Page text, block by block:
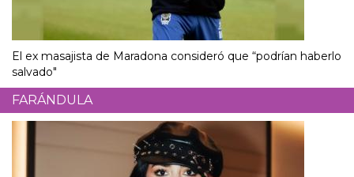
El ex masajista de Maradona consideró que “podrían haberlo
salvado"
FARÁNDULA